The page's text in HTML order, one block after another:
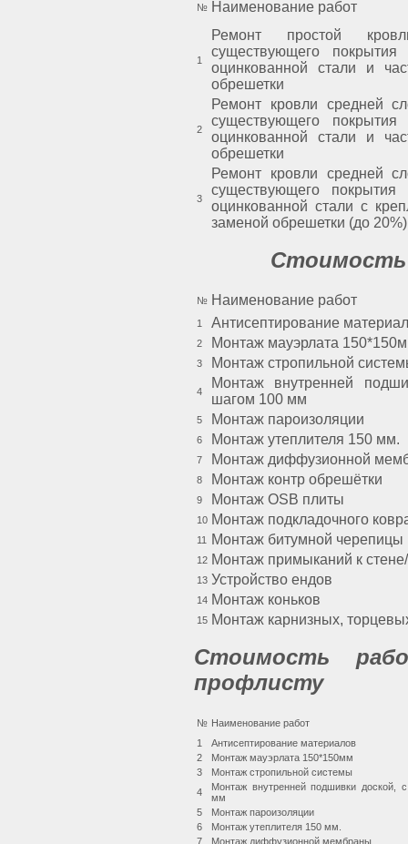
№ Наименование работ
1
Ремонт простой
существующего
оцинкованной стали и
обрешетки
2
Ремонт кровли средней
существующего
оцинкованной стали и
обрешетки
3
Ремонт кровли средней
существующего
оцинкованной стали с
заменой обрешетки (до 20%)
Стоимость
№ Наименование работ
1 Антисептирование
2 Монтаж мауэрлата
3 Монтаж стропильной
4
Монтаж внутренней
шагом 100 мм
5 Монтаж пароизоляции
6 Монтаж утеплителя 150 мм.
7 Монтаж диффузионной
8 Монтаж контр обрешётки
9 Монтаж OSB плиты
10 Монтаж подкладочного
11 Монтаж битумной черепицы
12 Монтаж примыканий к
13 Устройство ендов
14 Монтаж коньков
15 Монтаж карнизных,
Стоимость
профлисту
№ Наименование работ
1
Антисептирование материалов
2
Монтаж мауэрлата 150*150мм
3
Монтаж стропильной системы
4
Монтаж внутренней подшивки доской,
мм
5
Монтаж пароизоляции
6
Монтаж утеплителя 150 мм.
7
Монтаж диффузионной мембраны